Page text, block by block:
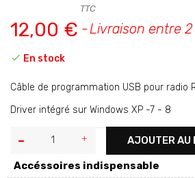
12,00 €
TTC
Livraison entre
 En stock
Câble de programmation USB pour radio
Driver intégré sur Windows XP -7 - 8
AJOUTER AU
Accéssoires indispensable